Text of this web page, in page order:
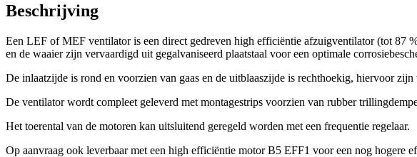
Beschrijving
Een LEF of MEF ventilator is een direct gedreven high efficiëntie afzuigventilator (tot 87
en de waaier zijn vervaardigd uit gegalvaniseerd plaatstaal voor een optimale
De inlaatzijde is rond en voorzien van gaas en de uitblaaszijde is rechthoekig, hiervoor
De ventilator wordt compleet geleverd met montagestrips voorzien van rubber
Het toerental van de motoren kan uitsluitend geregeld worden met een frequentie regelaar.
Op aanvraag ook leverbaar met een high efficiëntie motor B5 EFF1 voor een nog hogere